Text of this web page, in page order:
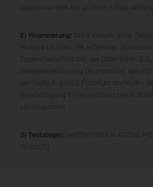
gegebenenfalls bei großem Erfolg
2) Finanzierung: Ohne Zinsen, ohne
Monate Laufzeit, 0% effektiver
Zusammenarbeit mit der Open Bank, S.A.,
Zweigniederlassung Deutschland,
der Welle 5, 60322 Frankfurt am Main –
Beschäftigung in Deutschland sowie
vorausgesetzt
3) Testsieger: veröffentlicht in FOCUS-
32/2025)